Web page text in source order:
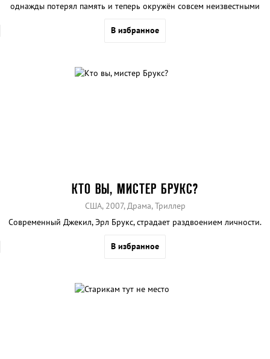
однажды потерял память и теперь окружён совсем неизвестными
В избранное
КТО ВЫ, МИСТЕР БРУКС?
США, 2007, Драма, Триллер
Современный Джекил, Эрл Брукс, страдает раздвоением личности.
В избранное